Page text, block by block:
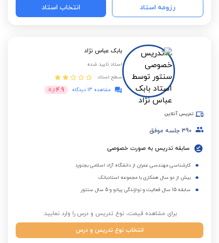
رزومه استاد انتخاب استاد
بابک عباس نژاد
استاد تایید شده
سطح استاد:
مشاهده 13 دیدگاه
4.9 از 5
تدریس آنلاین
390 جلسه موفق
سابقه تدریس به صورت خصوصی
کارشناسی مهندسی عمران از دانشگاه آزاد اسلامی بجنورد
بیش از دو سال همکاری با مجموعه استادبانک
سابقه 15 سال فعالیت و نوازندگی پیانو و 5 سال سنتور
برای مشاهده قیمت، نوع تدریس و درس را وارد نمایید:
انتخاب نوع تدریس و درس